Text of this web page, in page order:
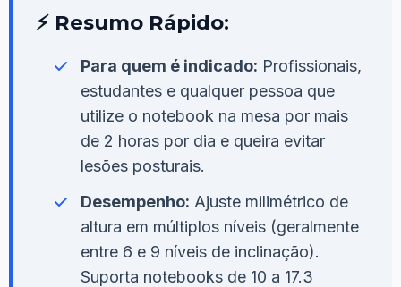
⚡ Resumo Rápido:
Para quem é indicado: Profissionais,
estudantes e qualquer pessoa que
utilize o notebook na mesa por mais
de 2 horas por dia e queira evitar
lesões posturais.
Desempenho: Ajuste milimétrico de
altura em múltiplos níveis (geralmente
entre 6 e 9 níveis de inclinação).
Suporta notebooks de 10 a 17.3